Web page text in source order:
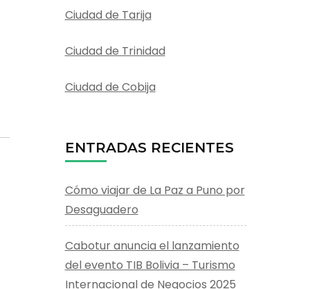
Ciudad de Tarija
Ciudad de Trinidad
Ciudad de Cobija
ENTRADAS RECIENTES
Cómo viajar de La Paz a Puno por
Desaguadero
Cabotur anuncia el lanzamiento
del evento TIB Bolivia – Turismo
Internacional de Negocios 2025